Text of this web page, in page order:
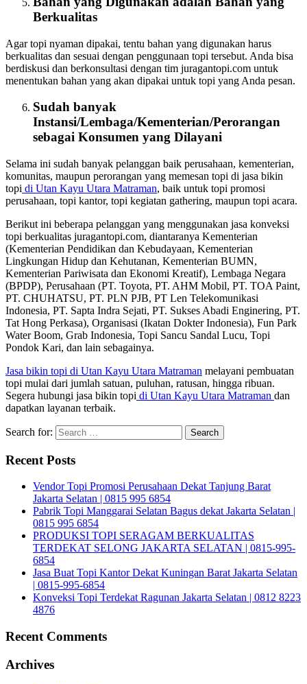
Berkualitas
Agar topi nyaman dipakai, tentu bahan yang digunakan harus
berkualitas dan sesuai dengan penggunaan topi tersebut. Anda bisa
berdiskusi dan berkonsultasi dengan tim juragantopi.com untuk
menentukan bahan yang akan dipakai untuk topi yang Anda pesan.
Sudah banyak
Instansi/Lembaga/Kementerian/Perorangan
sebagai Konsumen yang Dilayani
Selama ini sudah banyak pelanggan baik perusahaan, kementerian,
komunitas, maupun perorangan yang memesan topi di jasa bikin
topi di Utan Kayu Utara Matraman, baik untuk topi promosi
perusahaan, topi kantor, topi kegiatan gathering, maupun topi acara.
Berikut ini beberapa pelanggan yang menggunakan jasa konveksi
topi berkualitas juragantopi.com, diantaranya Kementerian
(Kementerian Pendidikan dan Kebudayaan, Kementerian
Lingkungan Hidup dan Kehutanan, Kementerian BUMN,
Kementerian Pariwisata dan Ekonomi Kreatif), Lembaga Negara
(BPDP), Perusahaan (PT. Toyota, PT. AHM Mobil, PT. TOA Paint,
PT. CHUHATSU, PT. PLN PJB, PT Len Telekomunikasi
Indonesia, PT. Sapta Indra Sejati, PT. Sukses Abadi Enginering, PT.
Tat Hong Perkasa), Organisasi (Ikatan Dokter Indonesia), Fun Park
Water Boom, Grab Indonesia, Topi Sancu Sandal Lucu, Topi
Pondok Kari, dan lain sebagainya.
Jasa bikin topi di Utan Kayu Utara Matraman melayani pembuatan
topi mulai dari jumlah satuan, puluhan, ratusan, hingga ribuan.
Segera hubungi jasa bikin topi di Utan Kayu Utara Matraman dan
dapatkan layanan terbaik.
Search for:
Recent Posts
Vendor Topi Promosi Perusahaan Dekat Tanjung Barat
Jakarta Selatan | 0815 995 6854
Pabrik Topi Manggarai Selatan Bagus dekat Jakarta Selatan |
0815 995 6854
PRODUKSI TOPI SERAGAM BERKUALITAS
TERDEKAT SELONG JAKARTA SELATAN | 0815-995-
6854
Jasa Buat Topi Kantor Dekat Kuningan Barat Jakarta Selatan
| 0815-995-6854
Konveksi Topi Terdekat Ragunan Jakarta Selatan | 0812 8223
4876
Recent Comments
Archives